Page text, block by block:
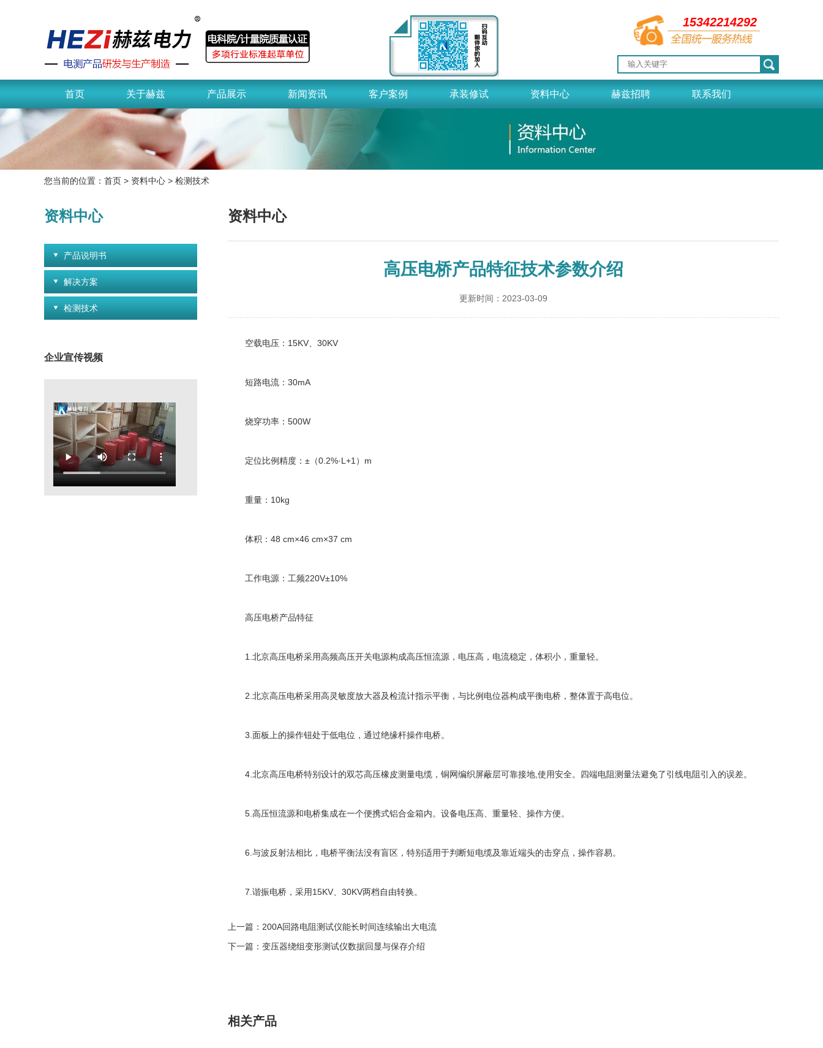
15342214292
首页 关于赫兹 产品展示 新闻资讯 客户案例 承装修试 资料中心 赫兹招聘 联系我们
您当前的位置： 首页 > 资料中心 > 检测技术
资料中心
产品说明书
解决方案
检测技术
企业宣传视频
资料中心
高压电桥产品特征技术参数介绍
更新时间：2023-03-09
空载电压：15KV、30KV
短路电流：30mA
烧穿功率：500W
定位比例精度：±（0.2%·L+1）m
重量：10kg
体积：48 cm×46 cm×37 cm
工作电源：工频220V±10%
高压电桥产品特征
1.北京高压电桥采用高频高压开关电源构成高压恒流源，电压高，电流稳定，体积小，重量轻。
2.北京高压电桥采用高灵敏度放大器及检流计指示平衡，与比例电位器构成平衡电桥，整体置于高电位。
3.面板上的操作钮处于低电位，通过绝缘杆操作电桥。
4.北京高压电桥特别设计的双芯高压橡皮测量电缆，铜网编织屏蔽层可靠接地,使用安全。四端电阻测量法避免了引线电阻引入的误差。
5.高压恒流源和电桥集成在一个便携式铝合金箱内。设备电压高、重量轻、操作方便。
6.与波反射法相比，电桥平衡法没有盲区，特别适用于判断短电缆及靠近端头的击穿点，操作容易。
7.谐振电桥，采用15KV、30KV两档自由转换。
上一篇： 200A回路电阻测试仪能长时间连续输出大电流
下一篇： 变压器绕组变形测试仪数据回显与保存介绍
相关产品